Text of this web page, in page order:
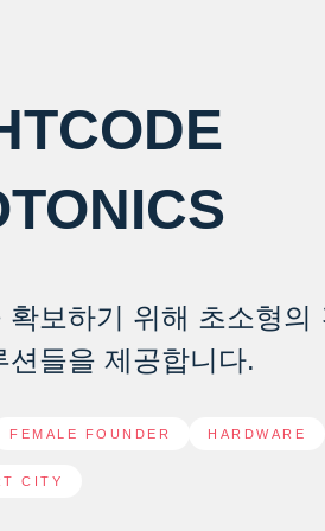
확보하기 위해 초소형의
션들을 제공합니다.
FEMALE FOUNDER HARDWARE
CITY